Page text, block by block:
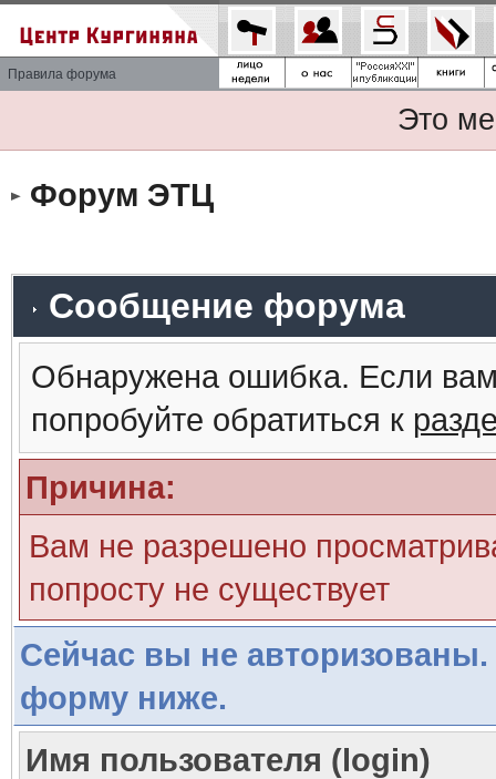
Правила форума
Это
Форум ЭТЦ
Сообщение форума
Обнаружена ошибка. Если
попробуйте обратиться к
Причина:
Вам не разрешено
попросту не существует
Сейчас вы не авторизованы.
форму ниже.
Имя пользователя (login)